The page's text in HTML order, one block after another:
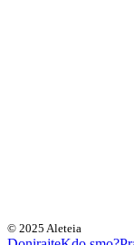
© 2025 Aleteia